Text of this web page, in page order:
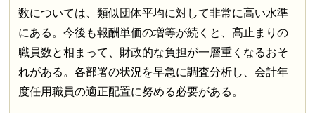
数については、類似団体平均に対して非常に高い水準
にある。今後も報酬単価の増等が続くと、高止まりの
職員数と相まって、財政的な負担が一層重くなるおそ
れがある。各部署の状況を早急に調査分析し、会計年
度任用職員の適正配置に努める必要がある。